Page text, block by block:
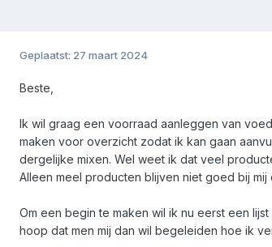
Geplaatst: 27 maart 2024
Beste,
Ik wil graag een voorraad aanleggen van
maken voor overzicht zodat ik kan gaan
dergelijke mixen. Wel weet ik dat veel
Alleen meel producten blijven niet goed bij
Om een begin te maken wil ik nu eerst een
hoop dat men mij dan wil begeleiden hoe ik